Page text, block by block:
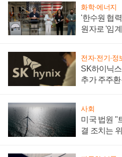
화학·에너지
'한수원 협
원자로 '임
전자·전기·정
SK하이닉
추가 주주
사회
미국 법원 "
결 조치는